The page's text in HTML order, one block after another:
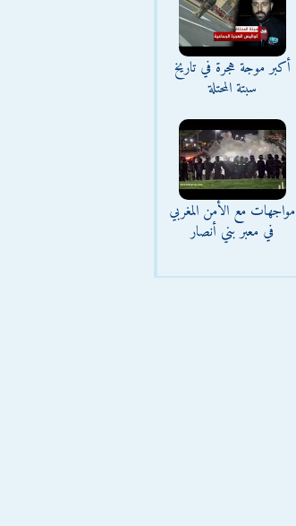
أكبر موجة هجرة في تاريخ
سبتة المحتلة
مواجهات مع الأمن المغربي
في معبر بني أنصار